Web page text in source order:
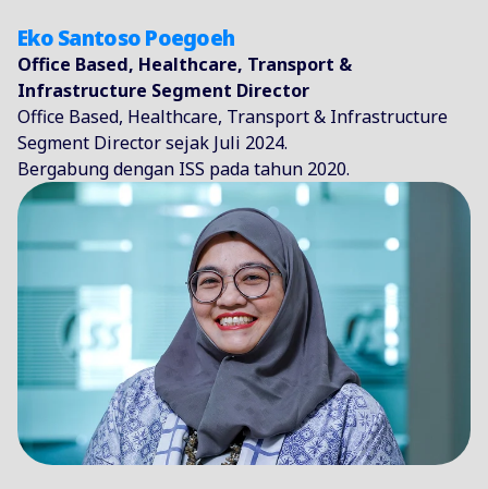
Eko Santoso Poegoeh
Office Based, Healthcare, Transport &
Infrastructure Segment Director
Office Based, Healthcare, Transport & Infrastructure
Segment Director sejak Juli 2024.
Bergabung dengan ISS pada tahun 2020.